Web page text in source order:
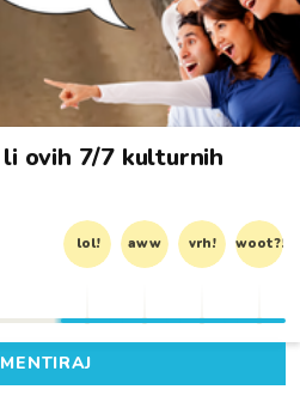
ovih 7/7 kulturnih
lol! aww vrh! woot?!